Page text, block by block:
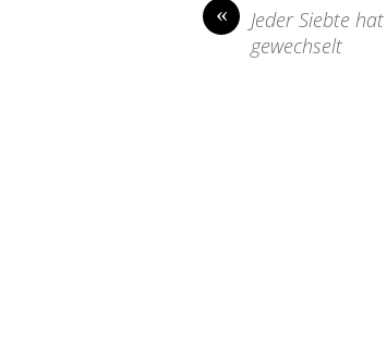
«
Jeder Siebte
gewechselt